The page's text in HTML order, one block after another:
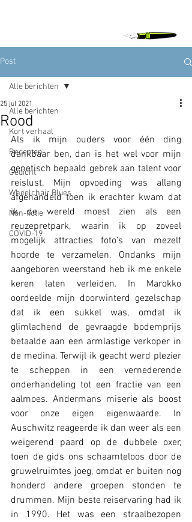
Post
Alle berichten
Kort verhaal
Recepten
Gedicht
Wheelchair Blues
Non-fictie
COVID-19
Alle berichten
Rood
25 jul 2021
Als ik mijn ouders voor één ding
dankbaar ben, dan is het wel voor mijn
genetisch bepaald gebrek aan talent voor
reislust. Mijn opvoeding was allang
afgehandeld toen ik erachter kwam dat
ik de wereld moest zien als een
reuzepretpark, waarin ik op zoveel
mogelijk attracties foto’s van mezelf
hoorde te verzamelen. Ondanks mijn
aangeboren weerstand heb ik me enkele
keren laten verleiden. In Marokko
oordeelde mijn doorwinterd gezelschap
dat ik een sukkel was, omdat ik
glimlachend de gevraagde bodemprijs
betaalde aan een armlastige verkoper in
de medina. Terwijl ik geacht werd plezier
te scheppen in een vernederende
onderhandeling tot een fractie van een
aalmoes. Andermans miserie als boost
voor onze eigen eigenwaarde. In
Auschwitz reageerde ik dan weer als een
weigerend paard op de dubbele oxer,
toen de gids ons schaamteloos door de
gruwelruimtes joeg, omdat er buiten nog
honderd andere groepen stonden te
drummen. Mijn beste reiservaring had ik
in 1990. Het was een straalbezopen